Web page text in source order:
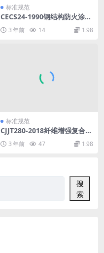
标准规范
CECS24-1990钢结构防火涂料
3 年前 14 1.98
标准规范
CJJT280-2018纤维增强复合材
料筋混凝土桥梁技术标准.pdf
3 年前 47 1.98
搜
索